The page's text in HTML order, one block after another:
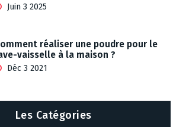
Juin 3 2025
réaliser une poudre pour le
vaisselle à la maison ?
Déc 3 2021
Les Catégories